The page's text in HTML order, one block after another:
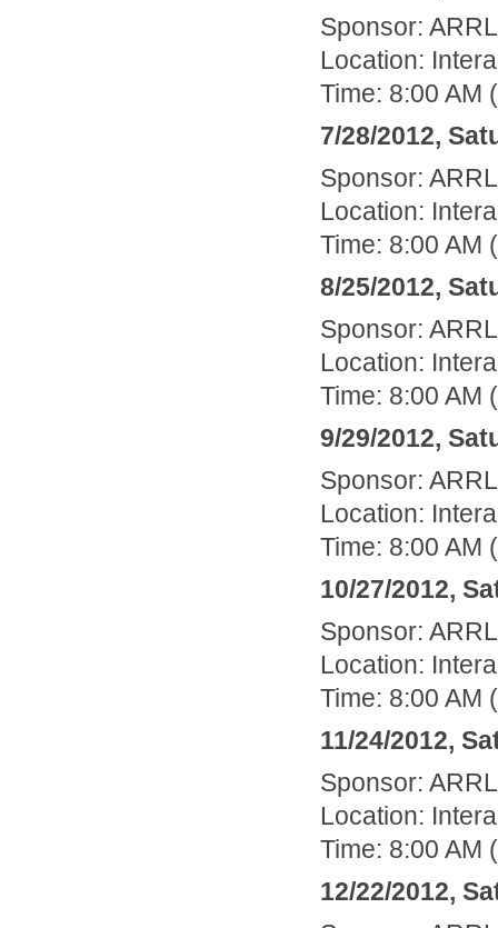
Sponsor:
Location:
Time: 8:00 AM
7/28/2012,
Sponsor:
Location:
Time: 8:00 AM
8/25/2012,
Sponsor:
Location:
Time: 8:00 AM
9/29/2012,
Sponsor:
Location:
Time: 8:00 AM
10/27/2012,
Sponsor:
Location:
Time: 8:00 AM
11/24/2012,
Sponsor:
Location:
Time: 8:00 AM
12/22/2012,